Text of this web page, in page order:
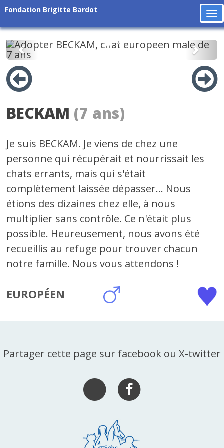
Fondation Brigitte Bardot
Précédent
BECKAM (7 ans)
Je suis BECKAM. Je viens de chez une
personne qui récupérait et nourrissait les
chats errants, mais qui s'était
complètement laissée dépasser... Nous
étions des dizaines chez elle, à nous
multiplier sans contrôle. Ce n'était plus
possible. Heureusement, nous avons été
recueillis au refuge pour trouver chacun
notre famille. Nous vous attendons !
EUROPÉEN
Partager cette page sur facebook ou X-twitter